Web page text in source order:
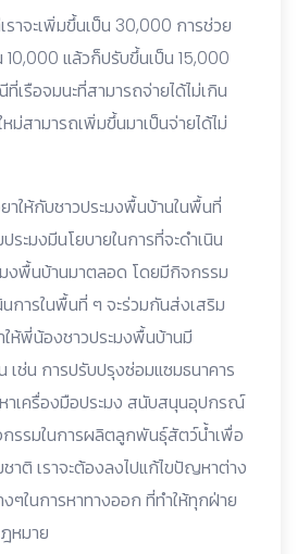
าจะเพิ่มขึ้นเป็น 30,000 การช่วย
10,000 แล้วก็ปรับขึ้นเป็น 15,000
เรือจมนะที่สามารถจ่ายได้ไม่เกิน
ม่สามารถเพิ่มขึ้นมาเป็นจ่ายได้ไม่
าให้กับชาวประมงพื้นบ้านในพื้นที่
ะมงมีนโยบายในการที่จะดำเนิน
มงพื้นบ้านมาตลอด โดยมีกิจกรรม
การในพื้นที่ ๆ จะร่วมกันส่งเสริม
พี่น้องชาวประมงพื้นบ้านมี
ช่น การปรับปรุงซ่อมแซมธนาคาร
าเครื่องมือประมง สนับสนุนอุปกรณ์
รรมในการผลิตลูกพันธุ์สัตว์น้ำเพื่อ
าติ เราจะต้องลงไปแก้ไขปัญหาต่าง
ๆในการหาทางออก ที่ทำให้ทุกฝ่าย
หมาย